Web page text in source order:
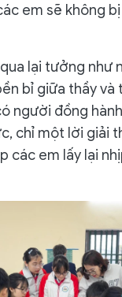
em sẽ không bị
lại tưởng như
bỉ giữa thầy và
người đồng
chỉ một lời giải
các em lấy lại